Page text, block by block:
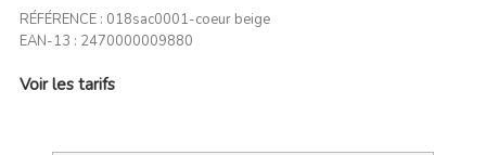
RÉFÉRENCE : 018sac0001-coeur beige
EAN-13 : 2470000009880
Voir les tarifs